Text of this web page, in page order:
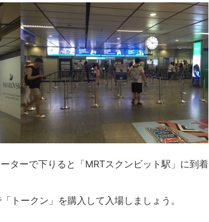
ターで下りると「MRTスクンビット駅」に到着
トークン」を購入して入場しましょう。